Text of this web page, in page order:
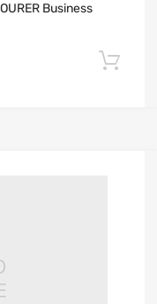
Business